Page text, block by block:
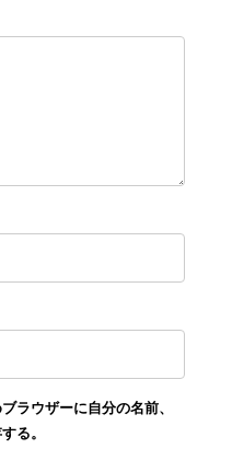
ラウザーに自分の名前、
る。